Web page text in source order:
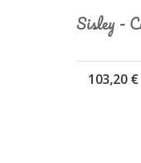
Sisley -
103,20 €